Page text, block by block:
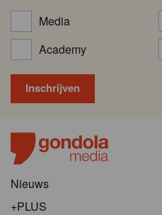
Media
Academy
Nieuws
+PLUS